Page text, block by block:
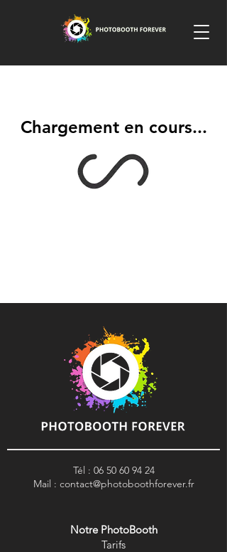
Chargement en cours...
Tél : 06 50 60 94 24
Mail : contact@photoboothforever.fr
Notre PhotoBooth
Tarifs